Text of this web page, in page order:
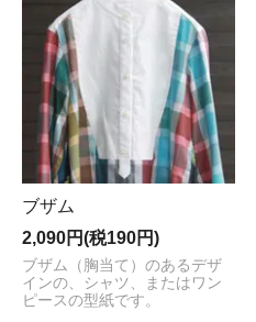
ブザム
2,090円(税190円)
ブザム（胸当て）のあるデザ
インの、シャツ、またはワン
ピースの型紙です。